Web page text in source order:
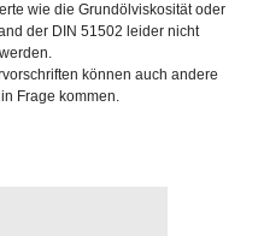
wie die Grundölviskosität oder
der DIN 51502 leider nicht
können auch andere
Frage kommen.